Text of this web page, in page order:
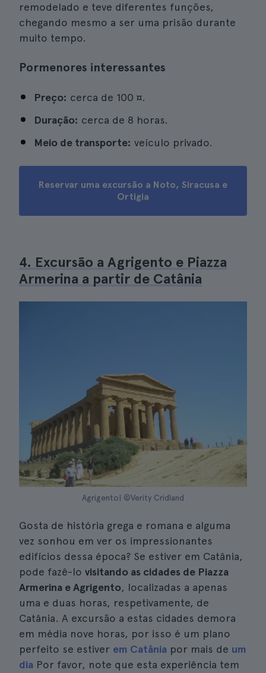
remodelado e teve diferentes funções,
chegando mesmo a ser uma prisão durante
muito tempo.
Pormenores interessantes
Preço: cerca de 100 ¤.
Duração: cerca de 8 horas.
Meio de transporte: veículo privado.
Reservar uma excursão a Noto, Siracusa e
Ortigia
4. Excursão a Agrigento e Piazza
Armerina a partir de Catânia
Agrigento| ©Verity Cridland
Gosta de história grega e romana e alguma
vez sonhou em ver os impressionantes
edifícios dessa época? Se estiver em Catânia,
pode fazê-lo visitando as cidades de Piazza
Armerina e Agrigento, localizadas a apenas
uma e duas horas, respetivamente, de
Catânia. A excursão a estas cidades demora
em média nove horas, por isso é um plano
perfeito se estiver em Catânia por mais de um
dia Por favor, note que esta experiência tem